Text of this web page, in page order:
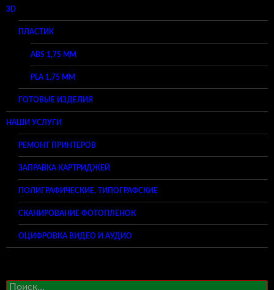
3D
ПЛАСТИК
ABS 1,75 ММ
PLA 1,75 ММ
ГОТОВЫЕ ИЗДЕЛИЯ
НАШИ УСЛУГИ
РЕМОНТ ПРИНТЕРОВ
ЗАПРАВКА КАРТРИДЖЕЙ
ПОЛИГРАФИЧЕСКИЕ, ТИПОГРАФСКИЕ
СКАНИРОВАНИЕ ФОТОПЛЕНОК
ОЦИФРОВКА ВИДЕО И АУДИО
Найти: